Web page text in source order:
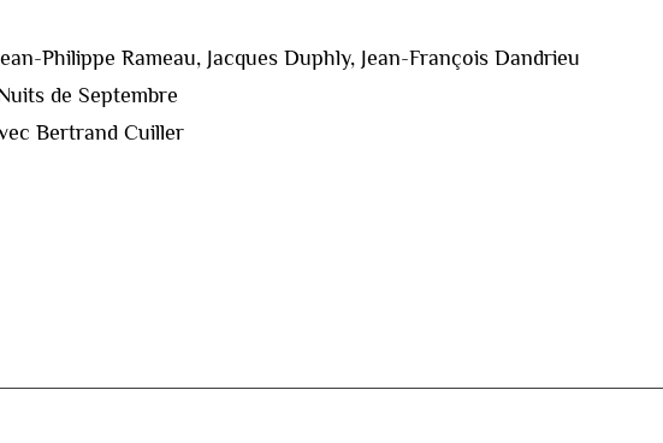
Philippe Rameau, Jacques Duphly, Jean-François Dandrieu
de Septembre
Bertrand Cuiller